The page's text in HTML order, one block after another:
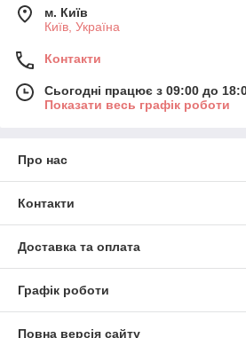
м. Київ
Київ, Україна
Контакти
Сьогодні працює з 09:00 до
Показати весь графік роботи
Про нас
Контакти
Доставка та оплата
Графік роботи
Повна версія сайту